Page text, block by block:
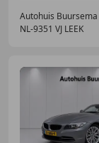
Autohuis Buursema
NL-9351 VJ LEEK